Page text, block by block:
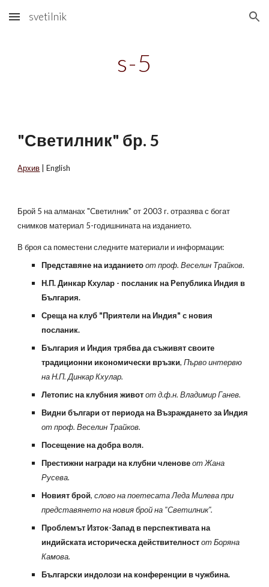
Skip to main content Skip to navigation
svetilnik
s-5
"Светилник" бр. 5
Архив | English
Брой 5 на алманах "Светилник" от 2003 г. отразява с богат
снимков материал 5-годишнината на изданието.
В броя са поместени следните материали и информации:
Представяне на изданието от проф. Веселин Трайков.
Н.П. Динкар Кхулар - посланик на Република Индия в
България.
Среща на клуб "Приятели на Индия" с новия
посланик.
България и Индия трябва да съживят своите
традиционни икономически връзки, Първо интервю
на Н.П. Динкар Кхулар.
Летопис на клубния животот д.ф.н. Владимир Ганев.
Видни българи от периода на Възраждането за Индия
от проф. Веселин Трайков.
Посещение на добра воля.
Престижни награди на клубни членовеот Жана
Русева.
Новият брой, слово на поетесата Леда Милева при
представянето на новия брой на "Светилник".
Проблемът Изток-Запад в перспективата на
индийската историческа действителностот Боряна
Камова.
Български индолози на конференции в чужбина.